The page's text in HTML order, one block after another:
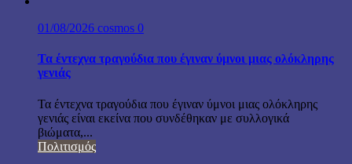
01/08/2026 cosmos 0
Τα έντεχνα τραγούδια που έγιναν ύμνοι μιας ολόκληρης
γενιάς
Τα έντεχνα τραγούδια που έγιναν ύμνοι μιας ολόκληρης
γενιάς είναι εκείνα που συνδέθηκαν με συλλογικά
βιώματα,...
Πολιτισμός